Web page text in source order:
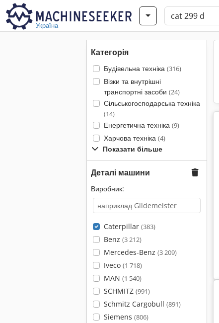
Україна
Категорія
Будівельна техніка (316)
Візки та внутрішні
транспортні засоби (24)
Сільськогосподарська техніка
(14)
Енергетична техніка (9)
Харчова техніка (4)
Показати більше
Деталі машини
Виробник:
Caterpillar (383)
Benz (3 212)
Mercedes-Benz (3 209)
Iveco (1 718)
MAN (1 540)
SCHMITZ (991)
Schmitz Cargobull (891)
Siemens (806)